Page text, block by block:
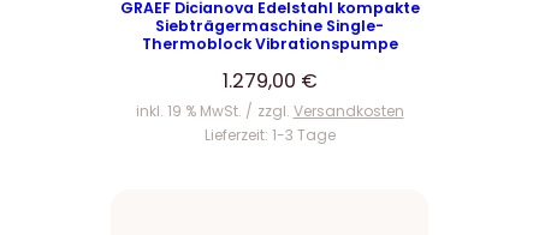
GRAEF Dicianova Edelstahl kompakte
Siebträgermaschine Single-
Thermoblock Vibrationspumpe
1.279,00 €
inkl. 19 % MwSt. zzgl. Versandkosten
Lieferzeit: 1-3 Tage